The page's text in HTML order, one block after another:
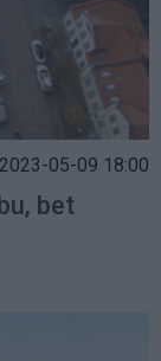
2023-05-09 18:00
bet